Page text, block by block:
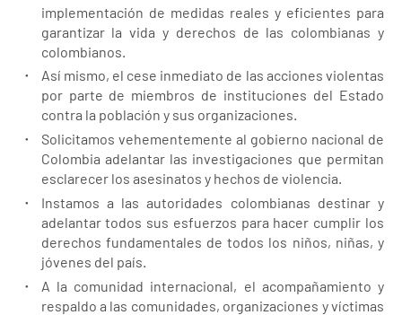
implementación de medidas reales y eficientes para
garantizar la vida y derechos de las colombianas y
colombianos.
Así mismo, el cese inmediato de las acciones violentas
por parte de miembros de instituciones del Estado
contra la población y sus organizaciones.
Solicitamos vehementemente al gobierno nacional de
Colombia adelantar las investigaciones que permitan
esclarecer los asesinatos y hechos de violencia.
Instamos a las autoridades colombianas destinar y
adelantar todos sus esfuerzos para hacer cumplir los
derechos fundamentales de todos los niños, niñas, y
jóvenes del país.
A la comunidad internacional, el acompañamiento y
respaldo a las comunidades, organizaciones y víctimas